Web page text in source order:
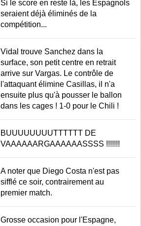
Si le score en reste là, les Espagnols
seraient déjà éliminés de la
compétition...
Vidal trouve Sanchez dans la
surface, son petit centre en retrait
arrive sur Vargas. Le contrôle de
l'attaquant élimine Casillas, il n'a
ensuite plus qu'à pousser le ballon
dans les cages ! 1-0 pour le Chili !
BUUUUUUUUTTTTTT DE
VAAAAAARGAAAAAASSSS !!!!!!!
A noter que Diego Costa n'est pas
sifflé ce soir, contrairement au
premier match.
Grosse occasion pour l'Espagne,